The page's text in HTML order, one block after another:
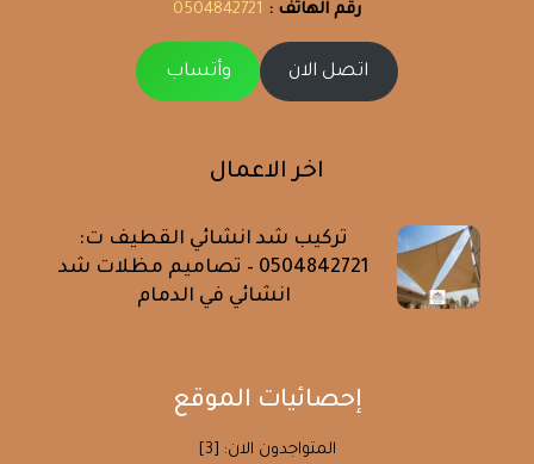
رقم الهاتف :
اتصل الان وأتساب
اخر الاعمال
تركيب شد انشائي القطيف ت:
0504842721 – تصاميم مظلات شد
انشائي في الدمام
إحصائيات الموقع
المتواجدون الان: [3]